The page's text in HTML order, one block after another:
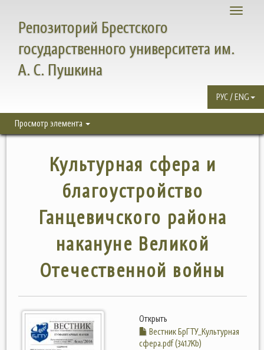
Toggle
Репозиторий Брестского
государственного университета им.
А. С. Пушкина
РУС / ENG
Просмотр элемента
Культурная сфера и
благоустройство
Ганцевичского района
накануне Великой
Отечественной войны
Открыть
Вестник БрГТУ_Культурная
сфера.pdf (341.7Kb)